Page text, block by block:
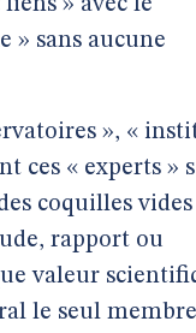
» avec le
» sans aucune
», «
ces « experts »
coquilles
rapport ou
valeur
le seul membre